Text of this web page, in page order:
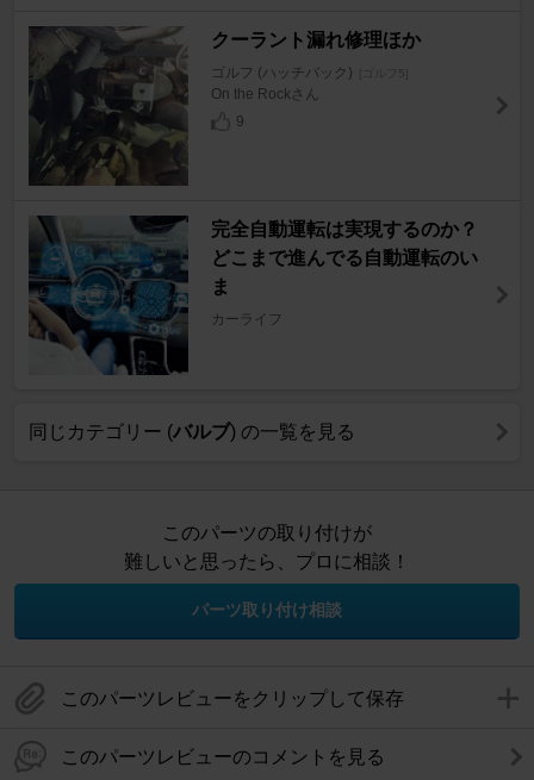
クーラント漏れ修理ほか
ゴルフ (ハッチバック) [ゴルフ5]
On the Rockさん
9
完全自動運転は実現するのか？
どこまで進んでる自動運転のい
ま
カーライフ
同じカテゴリー (バルブ) の一覧を見る
このパーツの取り付けが
難しいと思ったら、プロに相談！
パーツ取り付け相談
このパーツレビューをクリップして保存
このパーツレビューのコメントを見る